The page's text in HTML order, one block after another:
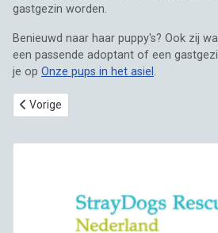
gastgezin worden.
Benieuwd naar haar puppy's? Ook zij
een passende adoptant of een
je op Onze pups in het asiel .
Vorig artikel: Een goede start van het
Vorige